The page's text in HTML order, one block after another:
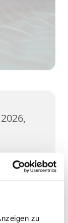
zu
99084